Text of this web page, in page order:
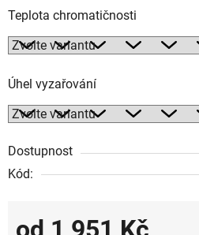
Teplota chromatičnosti
Úhel vyzařování
Dostupnost
Kód: